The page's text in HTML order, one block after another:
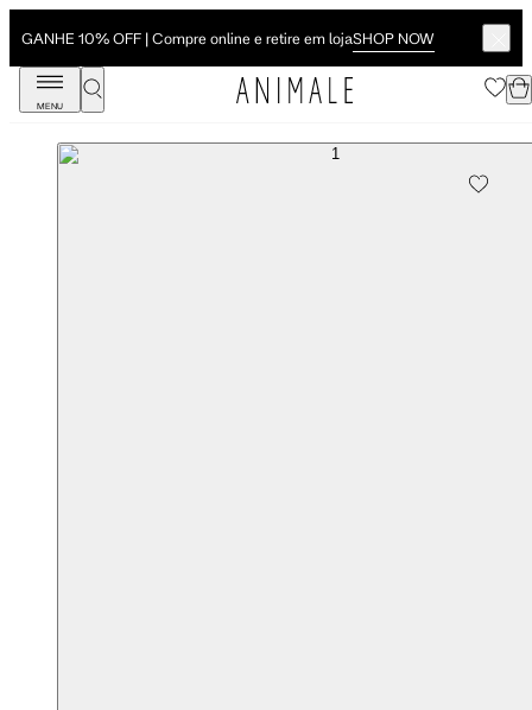
GANHE 10% OFF | Compre online e retire em lojaSHOP NOW
MENU